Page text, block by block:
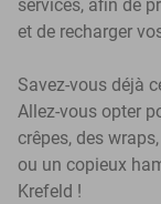
services, afin de
et de recharger
Savez-vous déjà
Allez-vous opter
crêpes, des
ou un copieux
Krefeld !